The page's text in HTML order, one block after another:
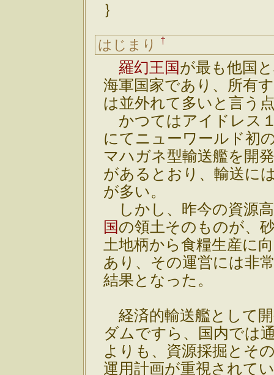
｝
はじまり †
羅幻王国が最も他国
海軍国家であり、所有
は並外れて多いと言う
かつてはアイドレス
にてニューワールド初
マハガネ型輸送艦を開
があるとおり、輸送に
が多い。
しかし、昨今の資源
国の領土そのものが、
土地柄から食糧生産に
あり、その運営には非
結果となった。
経済的輸送艦として
ダムですら、国内では
よりも、資源採掘とそ
運用計画が重視されて